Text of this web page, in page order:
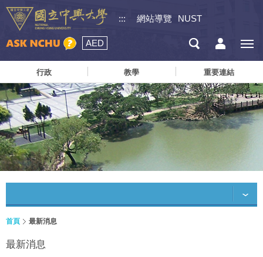
::: 網站導覽 NUST
AED
行政 教學 重要連結
首頁 最新消息
最新消息